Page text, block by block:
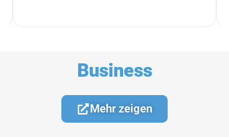
Business
Mehr zeigen